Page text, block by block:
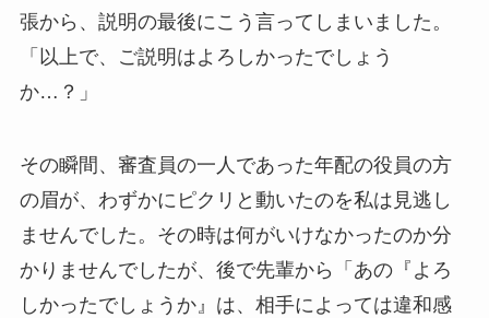
張から、説明の最後にこう言ってしまいました。
「以上で、ご説明はよろしかったでしょう
か…？」
その瞬間、審査員の一人であった年配の役員の方
の眉が、わずかにピクリと動いたのを私は見逃し
ませんでした。その時は何がいけなかったのか分
かりませんでしたが、後で先輩から「あの『よろ
しかったでしょうか』は、相手によっては違和感